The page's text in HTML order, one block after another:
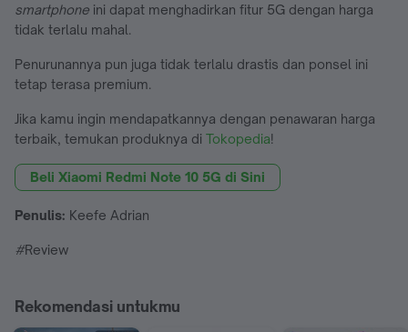
smartphone ini dapat menghadirkan fitur 5G dengan harga
tidak terlalu mahal.
Penurunannya pun juga tidak terlalu drastis dan ponsel ini
tetap terasa premium.
Jika kamu ingin mendapatkannya dengan penawaran harga
terbaik, temukan produknya di Tokopedia!
Beli Xiaomi Redmi Note 10 5G di Sini
Penulis: Keefe Adrian
#Review
Rekomendasi untukmu